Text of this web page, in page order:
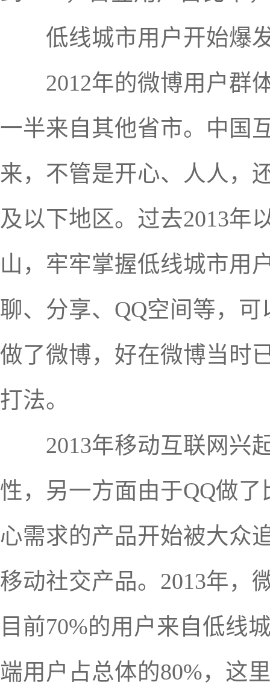
低线城市用户开始爆发
2012年的微博用户群体
一半来自其他省市。中国
来，不管是开心、人人，
及以下地区。过去2013年
山，牢牢掌握低线城市用
聊、分享、QQ空间等，
做了微博，好在微博当时
打法。
2013年移动互联网兴起
性，另一方面由于QQ做
心需求的产品开始被大众
移动社交产品。2013年，
目前70%的用户来自低线
端用户占总体的80%，这